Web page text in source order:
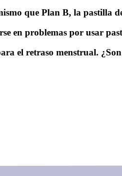
que Plan B, la pastilla
en problemas por usar
el retraso menstrual.